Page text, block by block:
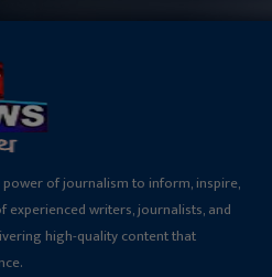
power of journalism to inform, inspire,
writers, journalists, and
high-quality content that